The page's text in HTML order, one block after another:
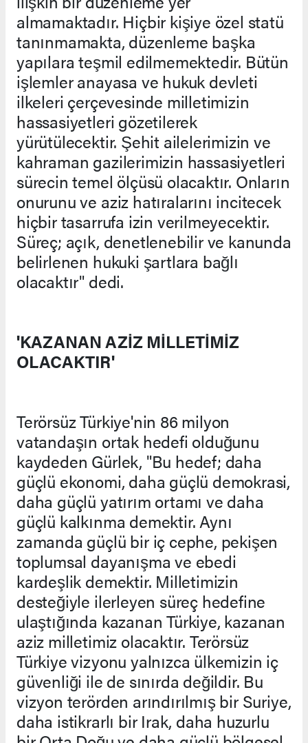
almamaktadır. Hiçbir kişiye özel statü
tanınmamakta, düzenleme başka
yapılara teşmil edilmemektedir. Bütün
işlemler anayasa ve hukuk devleti
ilkeleri çerçevesinde milletimizin
hassasiyetleri gözetilerek
yürütülecektir. Şehit ailelerimizin ve
kahraman gazilerimizin hassasiyetleri
sürecin temel ölçüsü olacaktır. Onların
onurunu ve aziz hatıralarını incitecek
hiçbir tasarrufa izin verilmeyecektir.
Süreç; açık, denetlenebilir ve kanunda
belirlenen hukuki şartlara bağlı
olacaktır" dedi.
'KAZANAN AZİZ MİLLETİMİZ
OLACAKTIR'
Terörsüz Türkiye'nin 86 milyon
vatandaşın ortak hedefi olduğunu
kaydeden Gürlek, "Bu hedef; daha
güçlü ekonomi, daha güçlü demokrasi,
daha güçlü yatırım ortamı ve daha
güçlü kalkınma demektir. Aynı
zamanda güçlü bir iç cephe, pekişen
toplumsal dayanışma ve ebedi
kardeşlik demektir. Milletimizin
desteğiyle ilerleyen süreç hedefine
ulaştığında kazanan Türkiye, kazanan
aziz milletimiz olacaktır. Terörsüz
Türkiye vizyonu yalnızca ülkemizin iç
güvenliği ile de sınırda değildir. Bu
vizyon terörden arındırılmış bir Suriye,
daha istikrarlı bir Irak, daha huzurlu